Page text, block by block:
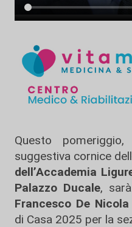
Questo
suggestiva cornice
dell’Accademia
Palazzo Ducale,
Francesco De Nicola
di Casa 2025 per la